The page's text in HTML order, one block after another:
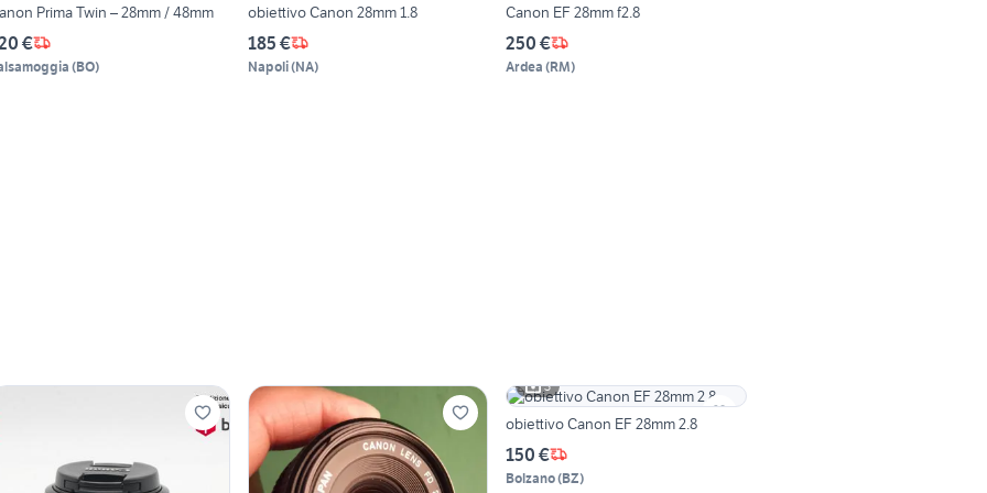
Prima Twin – 28mm / 48mm
€
(BO)
obiettivo Canon 28mm 1.8
185 €
Napoli(NA)
Canon EF 28mm f2.8
250 €
Ardea (RM)
3
obiettivo Canon EF 28mm 2.8
150 €
Bolzano(BZ)